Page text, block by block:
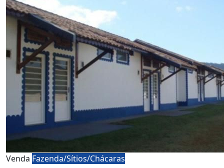
Venda Fazenda/Sítios/Chácaras